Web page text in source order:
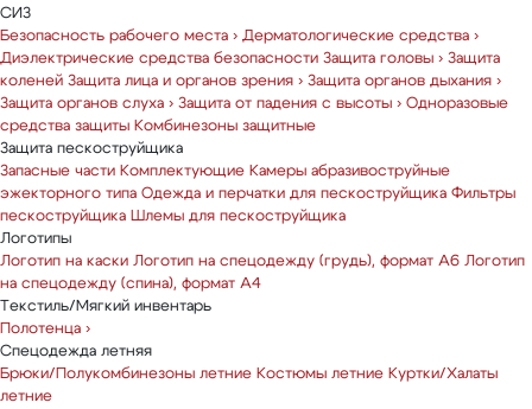
СИЗ
Безопасность рабочего места › Дерматологические средства ›
Диэлектрические средства безопасности Защита головы › Защита
коленей Защита лица и органов зрения › Защита органов дыхания ›
Защита органов слуха › Защита от падения с высоты › Одноразовые
средства защиты Комбинезоны защитные
Защита пескоструйщика
Запасные части Комплектующие Камеры абразивоструйные
эжекторного типа Одежда и перчатки для пескоструйщика Фильтры
пескоструйщика Шлемы для пескоструйщика
Логотипы
Логотип на каски Логотип на спецодежду (грудь), формат А6 Логотип
на спецодежду (спина), формат А4
Текстиль/Мягкий инвентарь
Полотенца ›
Спецодежда летняя
Брюки/Полукомбинезоны летние Костюмы летние Куртки/Халаты
летние